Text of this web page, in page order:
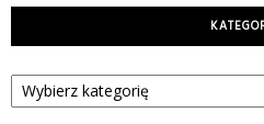
Kategorie